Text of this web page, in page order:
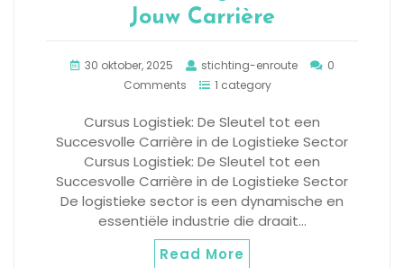
Jouw Carrière
30 oktober, 2025 stichting-enroute
0
Comments
1 category
Cursus Logistiek: De Sleutel tot een
Succesvolle Carrière in de Logistieke Sector
Cursus Logistiek: De Sleutel tot een
Succesvolle Carrière in de Logistieke Sector
De logistieke sector is een dynamische en
essentiële industrie die draait…
Read More